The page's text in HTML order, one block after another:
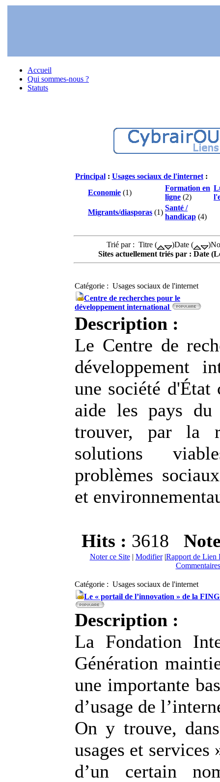
Accueil
Qui sommes-nous ?
Statuts
Principal: Usages sociaux de l'internet:
Economie (1)
Formation en
ligne (2)
Migrants/diasporas (1)
Santé /
handicap (4)
Trié par : Titre ( )Date (
Sites actuellement triés par : Date
Catégorie : Usages sociaux de l'internet
Centre de recherches pour le
développement international
Description :
Le Centre de
développement
une société d'État
aide les pays du
trouver, par la
solutions
problèmes
et
Hits : 3618
Noter ce Site| Modifier|Rapport de Lien
Catégorie : Usages sociaux de l'internet
Le « portail de l’innovation » de la
Description :
La Fondation
Génération
une importante
d’usage de
On y trouve,
usages et
d’un certain